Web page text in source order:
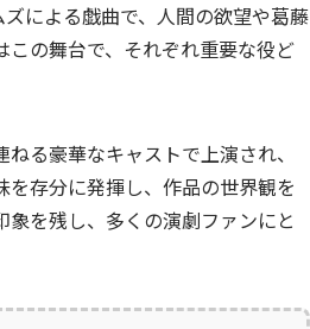
による戯曲で、人間の欲望や葛藤
の舞台で、それぞれ重要な役ど
る豪華なキャストで上演され、
存分に発揮し、作品の世界観を
を残し、多くの演劇ファンにと